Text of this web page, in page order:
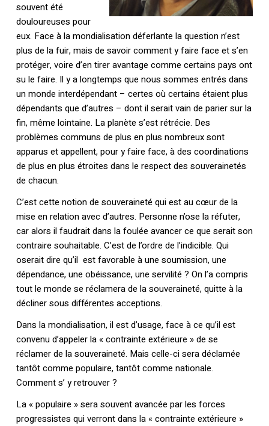
souvent été
douloureuses pour
eux. Face à la mondialisation déferlante la question n’est
plus de la fuir, mais de savoir comment y faire face et s’en
protéger, voire d’en tirer avantage comme certains pays ont
su le faire. Il y a longtemps que nous sommes entrés dans
un monde interdépendant – certes où certains étaient plus
dépendants que d’autres – dont il serait vain de parier sur la
fin, même lointaine. La planète s’est rétrécie. Des
problèmes communs de plus en plus nombreux sont
apparus et appellent, pour y faire face, à des coordinations
de plus en plus étroites dans le respect des souverainetés
de chacun.
C’est cette notion de souveraineté qui est au cœur de la
mise en relation avec d’autres. Personne n’ose la réfuter,
car alors il faudrait dans la foulée avancer ce que serait son
contraire souhaitable. C’est de l’ordre de l’indicible. Qui
oserait dire qu’il est favorable à une soumission, une
dépendance, une obéissance, une servilité ? On l’a compris
tout le monde se réclamera de la souveraineté, quitte à la
décliner sous différentes acceptions.
Dans la mondialisation, il est d’usage, face à ce qu’il est
convenu d’appeler la « contrainte extérieure » de se
réclamer de la souveraineté. Mais celle-ci sera déclamée
tantôt comme populaire, tantôt comme nationale.
Comment s’ y retrouver ?
La « populaire » sera souvent avancée par les forces
progressistes qui verront dans la « contrainte extérieure »